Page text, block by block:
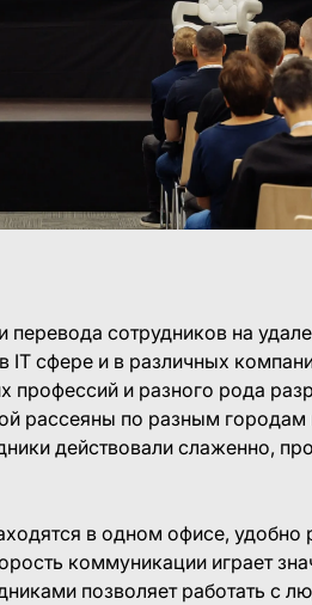
перевода сотрудников на
сфере и в различных
профессий и разного рода
рассеяны по разным
действовали слаженно,
в одном офисе, удобно
коммуникации играет
позволяет работать с